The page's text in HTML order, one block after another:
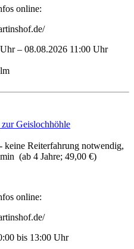
online:
– 08.08.2026 11:00 Uhr
Geislochhöhle
Reiterfahrung notwendig,
(ab 4 Jahre; 49,00 €)
online:
bis 13:00 Uhr